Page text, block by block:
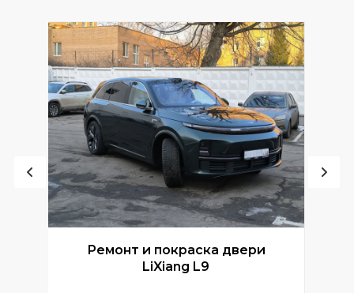
Ремонт и покраска двери
LiXiang L9